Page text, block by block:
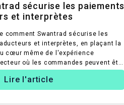
sécurise les paiements
et interprètes
comment Swantrad sécurise les
et interprètes, en plaçant la
cœur même de l'expérience
où les commandes peuvent être
Lire l'article